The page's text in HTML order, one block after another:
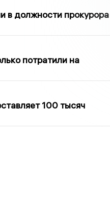
в должности прокурора
потратили на
100 тысяч